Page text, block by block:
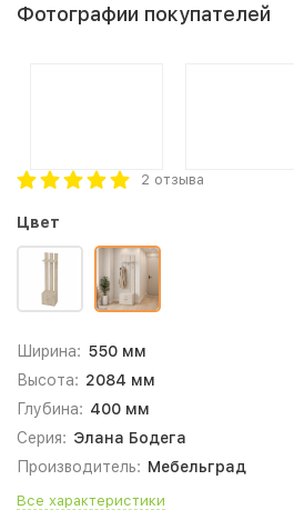
Фотографии покупателей
2 отзыва
Цвет
Ширина: 550 мм
Высота: 2084 мм
Глубина: 400 мм
Серия: Элана Бодега
Производитель: Мебельград
Все характеристики